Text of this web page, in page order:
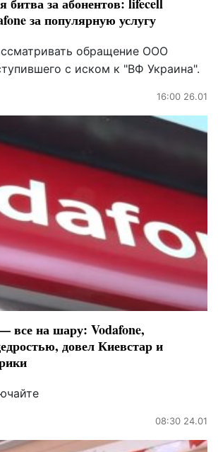
битва за абонентов: lifecell
за популярную услугу
обращение ООО
с иском к "ВФ Украина".
16:00 26.01
все на шару: Vodafone,
довел Киевстар и
08:30 24.01